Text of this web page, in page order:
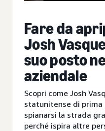
Fare da
Josh
suo posto
aziendale
Scopri come Josh
statunitense di prima
spianarsi la strada
perché ispira altre